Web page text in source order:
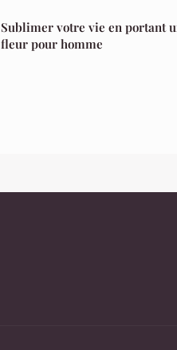
Sublimer votre vie en portant
fleur pour homme